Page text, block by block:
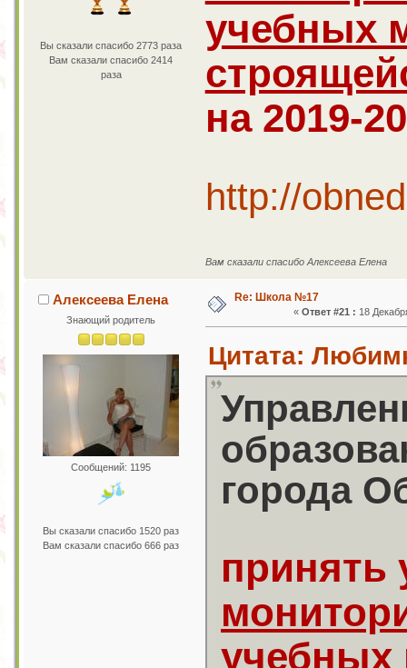
Вы сказали спасибо 2773 раза
Вам сказали спасибо 2414
раза
учебных
на 2019-
http://
Вам сказали спасибо Алексеева Елена
Алексеева Елена
Знающий родитель
Сообщений: 1195
Вы сказали спасибо 1520 раз
Вам сказали спасибо 666 раз
Re: Школа №17
« Ответ #21 : 18
Цитата:
города
принять
учебных